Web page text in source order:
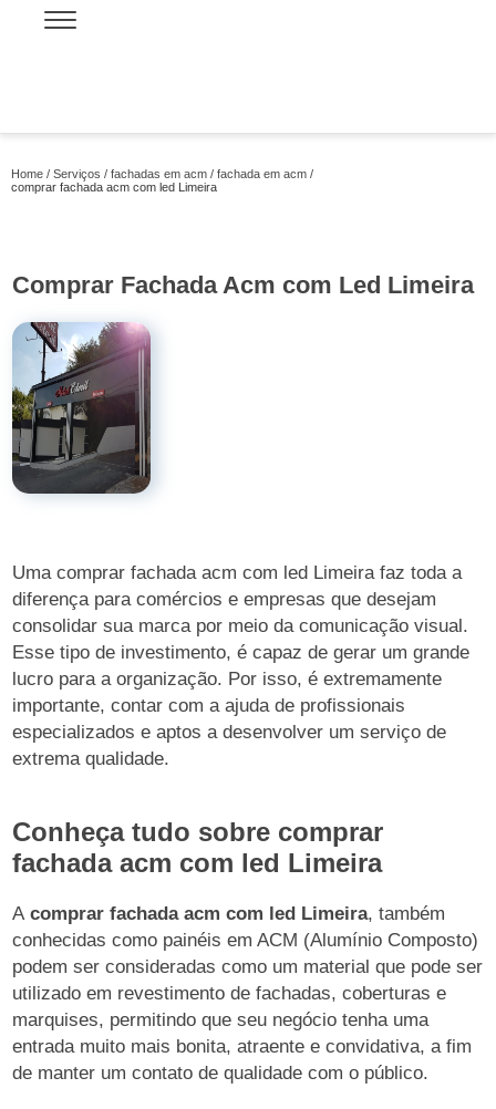
Home Serviços fachadas em acm
fachada em acm
comprar fachada acm com led Limeira
Comprar Fachada Acm com Led Limeira
Uma comprar fachada acm com led Limeira faz toda a
diferença para comércios e empresas que desejam
consolidar sua marca por meio da comunicação visual.
Esse tipo de investimento, é capaz de gerar um grande
lucro para a organização. Por isso, é extremamente
importante, contar com a ajuda de profissionais
especializados e aptos a desenvolver um serviço de
extrema qualidade.
Conheça tudo sobre comprar
fachada acm com led Limeira
A comprar fachada acm com led Limeira, também
conhecidas como painéis em ACM (Alumínio Composto)
podem ser consideradas como um material que pode ser
utilizado em revestimento de fachadas, coberturas e
marquises, permitindo que seu negócio tenha uma
entrada muito mais bonita, atraente e convidativa, a fim
de manter um contato de qualidade com o público.